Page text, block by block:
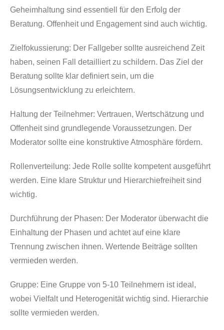
Geheimhaltung sind essentiell für den Erfolg der
Beratung. Offenheit und Engagement sind auch wichtig.
Zielfokussierung: Der Fallgeber sollte ausreichend Zeit
haben, seinen Fall detailliert zu schildern. Das Ziel der
Beratung sollte klar definiert sein, um die
Lösungsentwicklung zu erleichtern.
Haltung der Teilnehmer: Vertrauen, Wertschätzung und
Offenheit sind grundlegende Voraussetzungen. Der
Moderator sollte eine konstruktive Atmosphäre fördern.
Rollenverteilung: Jede Rolle sollte kompetent ausgeführt
werden. Eine klare Struktur und Hierarchiefreiheit sind
wichtig.
Durchführung der Phasen: Der Moderator überwacht die
Einhaltung der Phasen und achtet auf eine klare
Trennung zwischen ihnen. Wertende Beiträge sollten
vermieden werden.
Gruppe: Eine Gruppe von 5-10 Teilnehmern ist ideal,
wobei Vielfalt und Heterogenität wichtig sind. Hierarchie
sollte vermieden werden.